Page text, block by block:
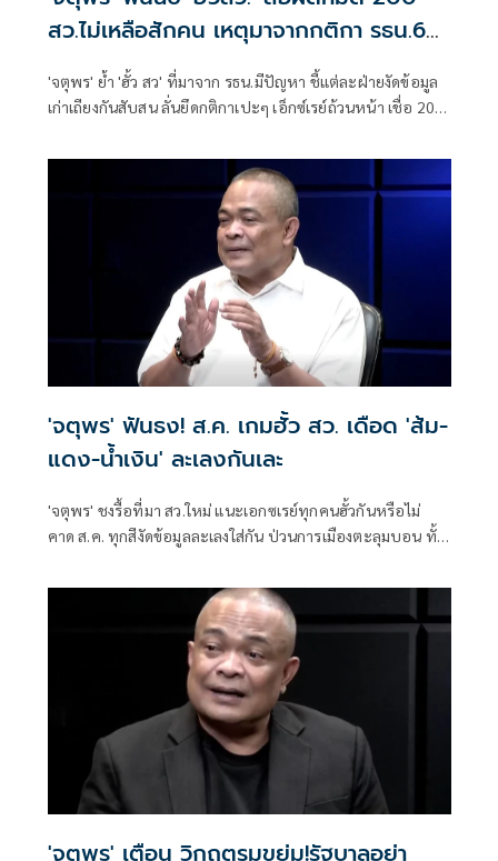
สว.ไม่เหลือสักคน เหตุมาจากกติกา รธน.60
เป็นปัญหา
'จตุพร' ย้ำ 'ฮั้ว สว' ที่มาจาก รธน.มีปัญหา ชี้แต่ละฝ่ายงัดข้อมูล
เก่าเถียงกันสับสน ลั่นยึดกติกาเปะๆ เอ็กซ์เรย์ถ้วนหน้า เชื่อ 200
'จตุพร' ฟันธง! ส.ค. เกมฮั้ว สว. เดือด 'ส้ม-
แดง-น้ำเงิน' ละเลงกันเละ
'จตุพร' ชงรื้อที่มา สว.ใหม่ แนะเอกซเรย์ทุกคนฮั้วกันหรือไม่
คาด ส.ค. ทุกสีงัดข้อมูลละเลงใส่กัน ป่วนการเมืองตะลุมบอน ทั้ง
'จตุพร' เตือน วิกฤตรุมขย่ม!รัฐบาลอย่า